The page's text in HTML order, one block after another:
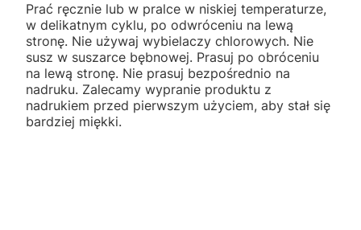
Prać ręcznie lub w pralce w niskiej temperaturze,
w delikatnym cyklu, po odwróceniu na lewą
stronę. Nie używaj wybielaczy chlorowych. Nie
susz w suszarce bębnowej. Prasuj po obróceniu
na lewą stronę. Nie prasuj bezpośrednio na
nadruku. Zalecamy wypranie produktu z
nadrukiem przed pierwszym użyciem, aby stał się
bardziej miękki.